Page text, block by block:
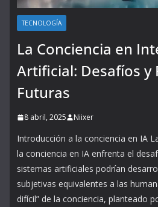
TECNOLOGÍA
La Conciencia en
Artificial: Desafíos y
Futuras
8 abril, 2025 Niixer
Introducción a la conciencia en IA
la conciencia en IA enfrenta el
sistemas artificiales podrían
subjetivas equivalentes a las
difícil” de la conciencia, planteado